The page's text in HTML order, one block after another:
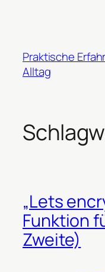
Praktische
Alltag
„Lets
Funktion
Zweite)